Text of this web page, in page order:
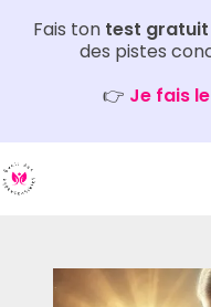
Fais ton test gratuit
des pistes
👉 Je fais